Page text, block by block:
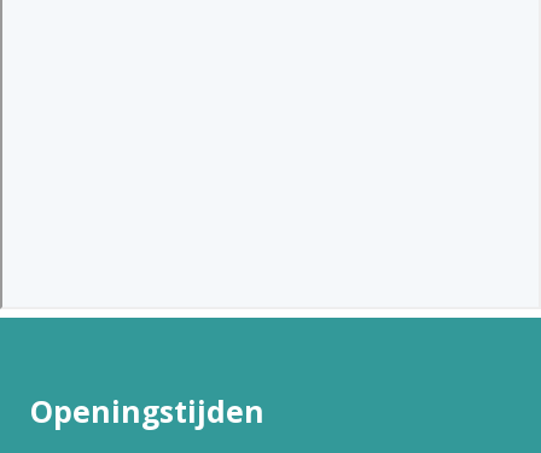
Openingstijden